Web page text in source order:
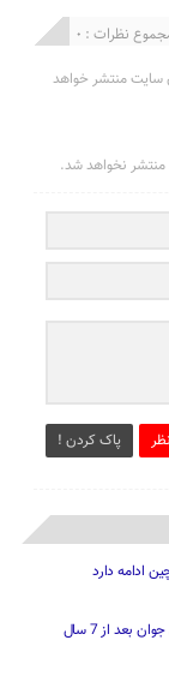
نظرات : 0
سایت منتشر خواهد
منتشر نخواهد شد.
پاک کردن !
ادامه دارد
بعد از 7 سال